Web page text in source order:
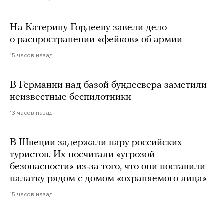
На Катерину Гордееву завели дело
о распространении «фейков» об армии
15 часов назад
В Германии над базой бундесвера заметили
неизвестные беспилотники
13 часов назад
В Швеции задержали пару российских
туристов. Их посчитали «угрозой
безопасности» из-за того, что они поставили
палатку рядом с домом «охраняемого лица»
15 часов назад